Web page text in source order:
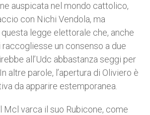
auspicata nel mondo cattolico,
con Nichi Vendola, ma
legge elettorale che, anche
raccogliesse un consenso a due
all’Udc abbastanza seggi per
altre parole, l’apertura di Oliviero è
da apparire estemporanea.
Mcl varca il suo Rubicone, come